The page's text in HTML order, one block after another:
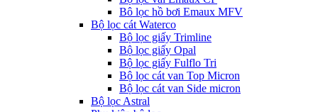
Bô lọc hồ bơi Emaux MFV
Bộ lọc cát Waterco
Bộ lọc giấy Trimline
Bộ lọc giấy Opal
Bộ lọc giấy Fulflo Tri
Bộ lọc cát van Top Micron
Bộ lọc cát van Side micron
Bộ lọc Astral